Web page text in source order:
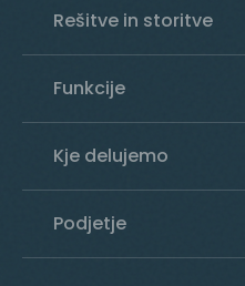
Rešitve in storitve
Funkcije
Kje delujemo
Podjetje